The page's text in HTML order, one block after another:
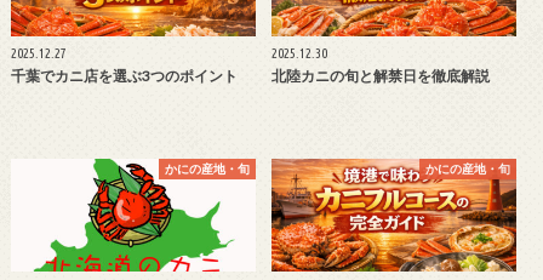
2025.12.27
千葉でカニ店を選ぶ3つのポイント
2025.12.30
北陸カニの旬と解禁日を徹底解説
かにの産地・旬 かにの産地・旬